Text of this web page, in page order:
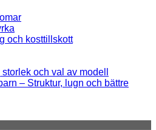
och kosttillskott
och val av modell
– Struktur, lugn och bättre